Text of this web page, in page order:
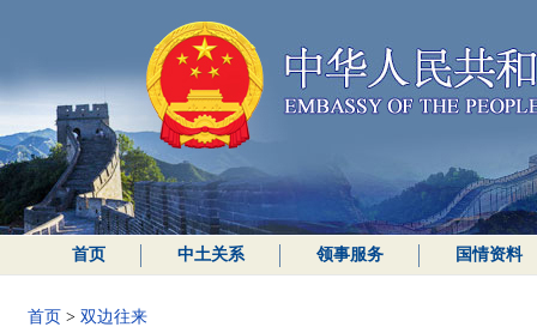
首页 中土关系 领事服务 国情资料
首页 > 双边往来